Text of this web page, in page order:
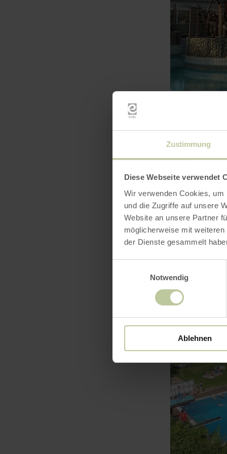
Zustimmung
Diese Webseite verwendet
Wir verwenden Cookies,
und die Zugriffe auf unsere
Website an unsere Partner
möglicherweise mit
der Dienste gesammelt
Notwendig
Ablehnen
Kanu
mit
Petry
mehr
zu:
Freibad
Heimbach